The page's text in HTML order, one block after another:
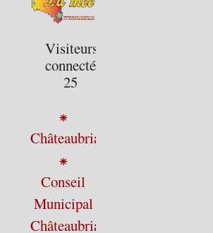
Visiteurs
connectés :
25
⁕
Châteaubriant
⁕
Conseil
Municipal
Châteaubriant